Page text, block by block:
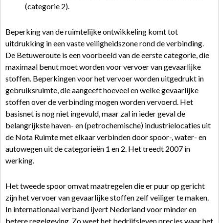
(categorie 2).
Beperking van de ruimtelijke ontwikkeling komt tot
uitdrukking in een vaste veiligheidszone rond de verbinding.
De Betuweroute is een voorbeeld van de eerste categorie, die
maximaal benut moet worden voor vervoer van gevaarlijke
stoffen. Beperkingen voor het vervoer worden uitgedrukt in
gebruiksruimte, die aangeeft hoeveel en welke gevaarlijke
stoffen over de verbinding mogen worden vervoerd. Het
basisnet is nog niet ingevuld, maar zal in ieder geval de
belangrijkste haven- en (petrochemische) industrielocaties uit
de Nota Ruimte met elkaar verbinden door spoor-, water- en
autowegen uit de categorieën 1 en 2. Het treedt 2007 in
werking.
Het tweede spoor omvat maatregelen die er puur op gericht
zijn het vervoer van gevaarlijke stoffen zelf veiliger te maken.
In internationaal verband ijvert Nederland voor minder en
betere regelgeving. Zo weet het bedrijfsleven precies waar het